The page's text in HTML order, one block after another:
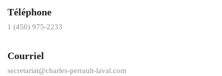
Téléphone
1 (450) 975-2233
Courriel
secretariat@charles-perrault-laval.com